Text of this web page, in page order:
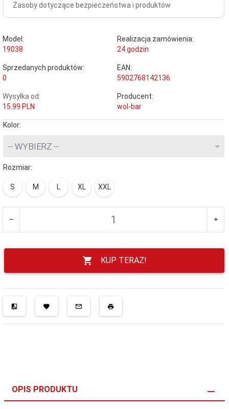
Zasoby dotyczące bezpieczeństwa i produktów
Model:
19038
Realizacja zamówienia:
24 godzin
Sprzedanych produktów:
0
EAN:
5902768142136
Wysyłka od:
15.99 PLN
Producent:
wol-bar
Kolor:
-- WYBIERZ --
Rozmiar:
S M L XL XXL
KUP TERAZ!
OPIS PRODUKTU